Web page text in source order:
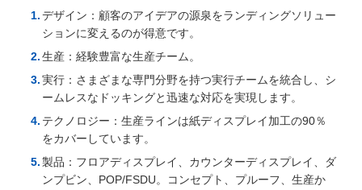
デザイン：顧客のアイデアの源泉をランディングソリュー
ションに変えるのが得意です。
生産：経験豊富な生産チーム。
実行：さまざまな専門分野を持つ実行チームを統合し、シ
ームレスなドッキングと迅速な対応を実現します。
テクノロジー：生産ラインは紙ディスプレイ加工の90％
をカバーしています。
製品：フロアディスプレイ、カウンターディスプレイ、ダ
ンプビン、POP/FSDU。コンセプト、プルーフ、生産か